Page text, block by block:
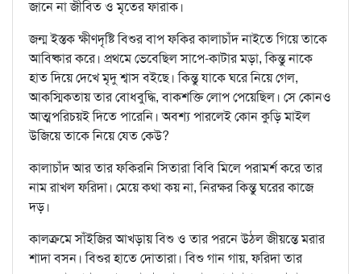
জানে না জীবিত ও মৃতের ফারাক।
জন্ম ইস্তক ক্ষীণদৃষ্টি বিশুর বাপ ফকির কালাচাঁদ নাইতে গিয়ে তাকে
আবিষ্কার করে। প্রথমে ভেবেছিল সাপে-কাটার মড়া, কিন্তু নাকে
হাত দিয়ে দেখে মৃদু শ্বাস বইছে। কিন্তু যাকে ঘরে নিয়ে গেল,
আকস্মিকতায় তার বোধবুদ্ধি, বাকশক্তি লোপ পেয়েছিল। সে কোনও
আত্মপরিচয়ই দিতে পারেনি। অবশ্য পারলেই কোন কুড়ি মাইল
উজিয়ে তাকে নিয়ে যেত কেউ?
কালাচাঁদ আর তার ফকিরনি সিতারা বিবি মিলে পরামর্শ করে তার
নাম রাখল ফরিদা। মেয়ে কথা কয় না, নিরক্ষর কিন্তু ঘরের কাজে
দড়।
কালক্রমে সাঁইজির আখড়ায় বিশু ও তার পরনে উঠল জীয়ন্তে মরার
শাদা বসন। বিশুর হাতে দোতারা। বিশু গান গায়, ফরিদা তার